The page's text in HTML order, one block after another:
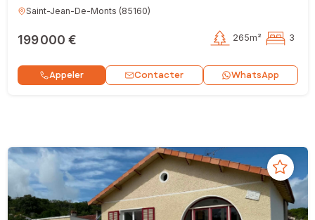
Saint-Jean-De-Monts (85160)
199 000 € 265m² 3
Appeler Contacter WhatsApp